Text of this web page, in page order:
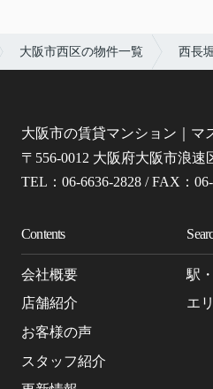
大阪市西区の物件一覧 西長
大阪市の賃貸マンション｜マ
〒556-0012 大阪府大阪市浪速
TEL：06-6636-2828 / FAX：
Contents
会社概要
店舗紹介
お客様の声
スタッフ紹介
駅
エ